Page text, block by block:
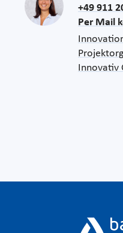
+49 911
Per Mail
Innovativ